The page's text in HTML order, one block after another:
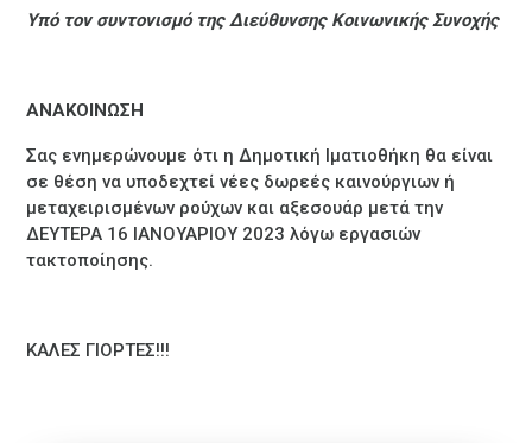
Υπό τον συντονισμό της Διεύθυνσης Κοινωνικής Συνοχής
ΑΝΑΚΟΙΝΩΣΗ
Σας ενημερώνουμε ότι η Δημοτική Ιματιοθήκη θα είναι
σε θέση να υποδεχτεί νέες δωρεές καινούργιων ή
μεταχειρισμένων ρούχων και αξεσουάρ μετά την
ΔΕΥΤΕΡΑ 16 ΙΑΝΟΥΑΡΙΟΥ 2023 λόγω εργασιών
τακτοποίησης.
ΚΑΛΕΣ ΓΙΟΡΤΕΣ!!!